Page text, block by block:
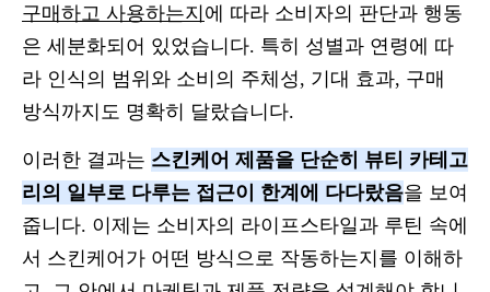
구매하고 사용하는지 에 따라 소비자의 판단과 행동
은 세분화되어 있었습니다. 특히 성별과 연령에 따
라 인식의 범위와 소비의 주체성, 기대 효과, 구매
방식까지도 명확히 달랐습니다.
이러한 결과는 스킨케어 제품을 단순히 뷰티 카테고
리의 일부로 다루는 접근이 한계에 다다랐음을 보여
줍니다. 이제는 소비자의 라이프스타일과 루틴 속에
서 스킨케어가 어떤 방식으로 작동하는지를 이해하